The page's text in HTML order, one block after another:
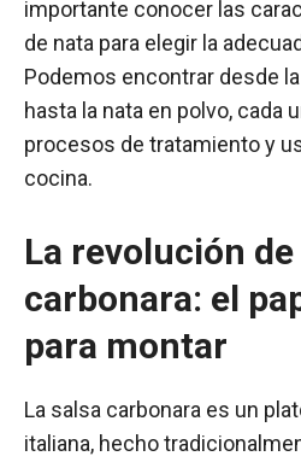
importante conocer las
de nata para elegir la
Podemos encontrar desde
hasta la nata en polvo, cada
procesos de tratamiento y
cocina.
La revolución de
carbonara: el
para montar
La salsa carbonara es un
italiana, hecho